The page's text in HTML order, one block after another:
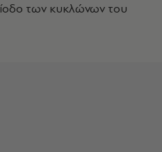
των κυκλώνων του